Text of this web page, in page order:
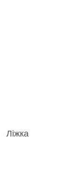
Ліжка